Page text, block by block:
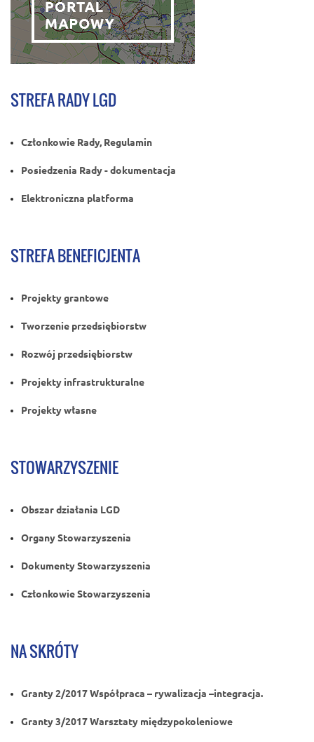
STREFA RADY LGD
Członkowie Rady, Regulamin
Posiedzenia Rady - dokumentacja
Elektroniczna platforma
STREFA BENEFICJENTA
Projekty grantowe
Tworzenie przedsiębiorstw
Rozwój przedsiębiorstw
Projekty infrastrukturalne
Projekty własne
STOWARZYSZENIE
Obszar działania LGD
Organy Stowarzyszenia
Dokumenty Stowarzyszenia
Członkowie Stowarzyszenia
NA SKRÓTY
Granty 2/2017 Współpraca – rywalizacja –integracja.
Granty 3/2017 Warsztaty międzypokoleniowe